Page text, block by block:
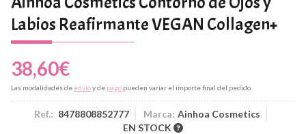
Labios Reafirmante VEGAN Collagen+
38,60€
Las modalidades de envíoy de pago pueden variar el importe final del pedido.
Ref.: 8478808852777 Marca: Ainhoa Cosmetics
EN STOCK